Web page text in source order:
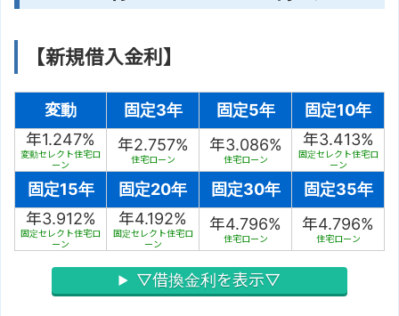
【新規借入金利】
変動 固定3年 固定5年
固定10年
年1.247%
変動セレクト住宅ロ
ーン
年2.757%
住宅ローン
年3.086%
住宅ローン
年3.413%
固定セレクト住宅ロ
ーン
固定15年 固定20年 固定30年
固定35年
年3.912%
固定セレクト住宅ロ
ーン
年4.192%
固定セレクト住宅ロ
ーン
年4.796%
住宅ローン
年4.796%
住宅ローン
▽借換金利を表示▽